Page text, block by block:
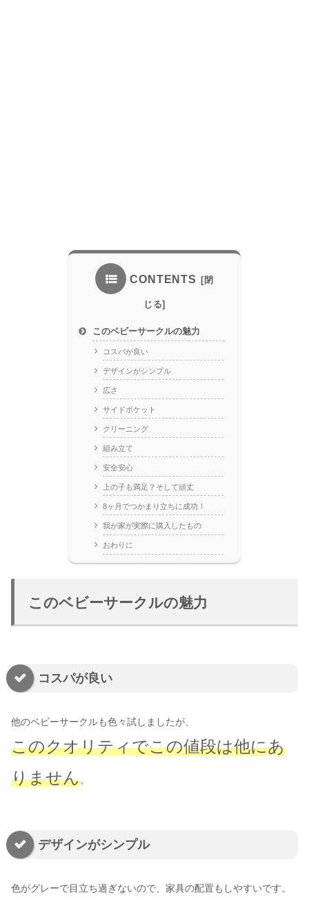
CONTENTS
このベビーサークルの魅力
コスパが良い
デザインがシンプル
広さ
サイドポケット
クリーニング
組み立て
安全安心
上の子も満足？そして頑丈
8ヶ月でつかまり立ちに成功！
我が家が実際に購入したもの
おわりに
このベビーサークルの魅力
コスパが良い
他のベビーサークルも色々試しましたが、
このクオリティでこの値段は他にあ
りません。
デザインがシンプル
色がグレーで目立ち過ぎないので、家具の配置もしやすいです。